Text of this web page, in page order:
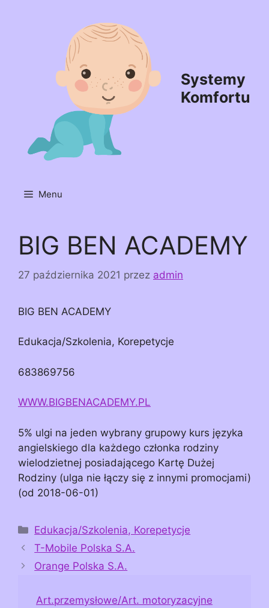
Systemy
Komfortu
Menu
BIG BEN ACADEMY
27 października 2021 przez admin
BIG BEN ACADEMY
Edukacja/Szkolenia, Korepetycje
683869756
WWW.BIGBENACADEMY.PL
5% ulgi na jeden wybrany grupowy kurs języka
angielskiego dla każdego członka rodziny
wielodzietnej posiadającego Kartę Dużej
Rodziny (ulga nie łączy się z innymi promocjami)
(od 2018-06-01)
Kategorie
Edukacja/Szkolenia, Korepetycje
T-Mobile Polska S.A.
Orange Polska S.A.
Art.przemysłowe/Art. motoryzacyjne